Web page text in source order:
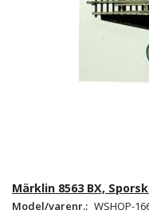
Märklin 8563 BX,
Model/varenr.: WSHOP-